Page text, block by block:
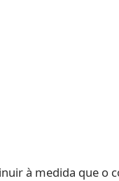
à medida que o